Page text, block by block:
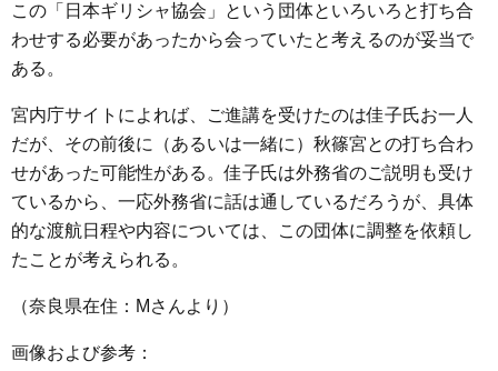
この「日本ギリシャ協会」という団体といろいろと打ち合
わせする必要があったから会っていたと考えるのが妥当で
ある。
宮内庁サイトによれば、ご進講を受けたのは佳子氏お一人
だが、その前後に（あるいは一緒に）秋篠宮との打ち合わ
せがあった可能性がある。佳子氏は外務省のご説明も受け
ているから、一応外務省に話は通しているだろうが、具体
的な渡航日程や内容については、この団体に調整を依頼し
たことが考えられる。
（奈良県在住：Mさんより）
画像および参考：